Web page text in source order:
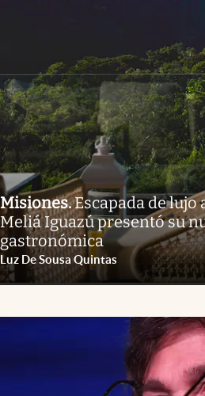
Misiones.Escapada de lujo
Meliá Iguazú presentó su
gastronómica
Luz De Sousa Quintas